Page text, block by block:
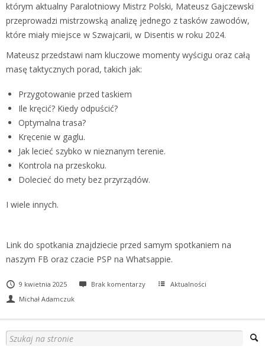
którym aktualny Paralotniowy Mistrz Polski, Mateusz Gajczewski
przeprowadzi mistrzowską analizę jednego z tasków zawodów,
które miały miejsce w Szwajcarii, w Disentis w roku 2024.
Mateusz przedstawi nam kluczowe momenty wyścigu oraz całą
masę taktycznych porad, takich jak:
Przygotowanie przed taskiem
Ile kręcić? Kiedy odpuścić?
Optymalna trasa?
Kręcenie w gaglu.
Jak lecieć szybko w nieznanym terenie.
Kontrola na przeskoku.
Dolecieć do mety bez przyrządów.
I wiele innych.
Link do spotkania znajdziecie przed samym spotkaniem na
naszym FB oraz czacie PSP na Whatsappie.
9 kwietnia 2025 Brak komentarzy
Aktualności
Michał Adamczuk